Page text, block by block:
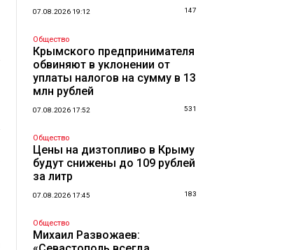
07.08.2026 19:12 147
Общество
Крымского предпринимателя
обвиняют в уклонении от
уплаты налогов на сумму в 13
млн рублей
07.08.2026 17:52 531
Общество
Цены на дизтопливо в Крыму
будут снижены до 109 рублей
за литр
07.08.2026 17:45 183
Общество
Михаил Развожаев: